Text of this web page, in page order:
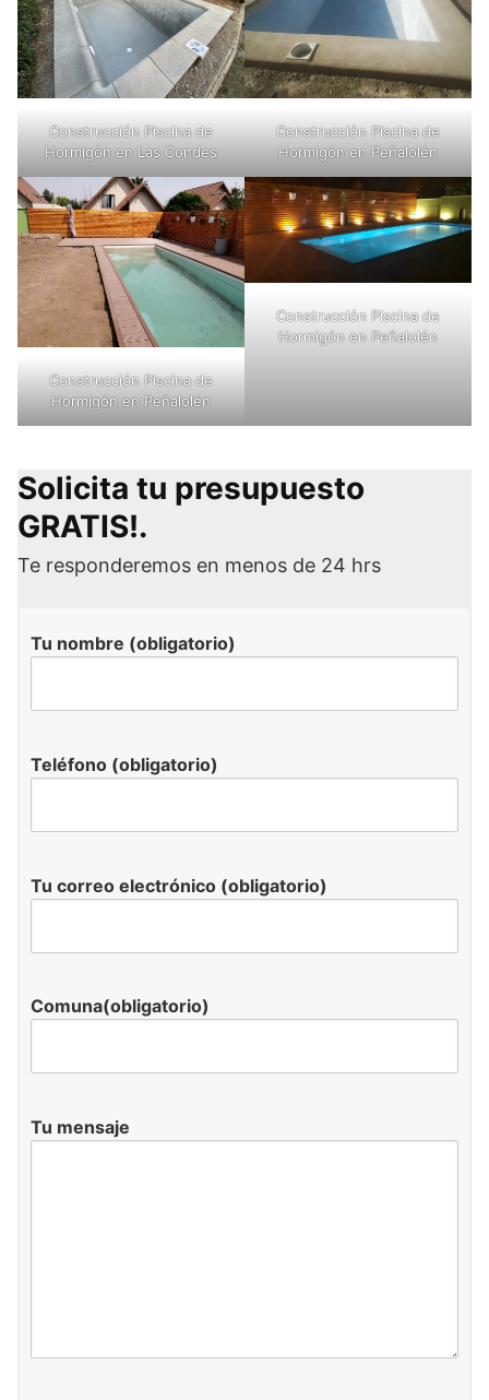
Construcción Piscina de
Hormigón en Las Condes
Construcción Piscina de
Hormigón en Peñalolén
Construcción Piscina de
Hormigón en Peñalolén
Construcción Piscina de
Hormigón en Peñalolén
Solicita tu presupuesto
GRATIS!.
Te responderemos en menos de 24 hrs
Tu nombre (obligatorio)
Teléfono (obligatorio)
Tu correo electrónico (obligatorio)
Comuna(obligatorio)
Tu mensaje